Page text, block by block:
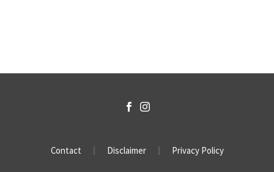
Contact Disclaimer Privacy Policy